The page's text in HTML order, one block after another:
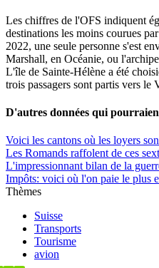
Les chiffres de l'OFS indiquent
destinations les moins courues
2022, une seule personne s'est
Marshall, en Océanie, ou
L'île de Sainte-Hélène a été
trois passagers sont partis vers le
D'autres données qui
Voici les cantons où les loyers
Les Romands raffolent de ces
L'impressionnant bilan de la
Impôts: voici où l'on paie le plus
Thèmes
Suisse
Transports
Tourisme
avion